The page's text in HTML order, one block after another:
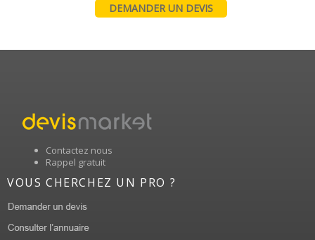
DEMANDER UN DEVIS
Contactez nous
Rappel gratuit
VOUS CHERCHEZ UN PRO ?